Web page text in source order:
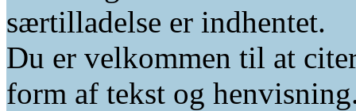
særtilladelse er indhentet.
Du er velkommen til at
form af tekst og